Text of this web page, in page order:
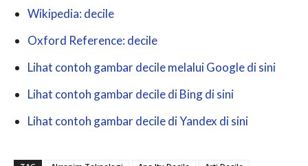
Wikipedia: decile
Oxford Reference: decile
Lihat contoh gambar decile melalui Google di sini
Lihat contoh gambar decile di Bing di sini
Lihat contoh gambar decile di Yandex di sini